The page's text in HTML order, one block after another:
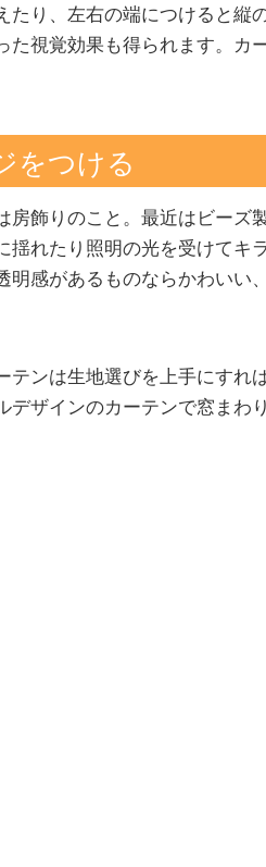
たり、左右の端につけると縦
た視覚効果も得られます。カ
をつける
房飾りのこと。最近はビーズ
揺れたり照明の光を受けてキ
明感があるものならかわいい
テンは生地選びを上手にすれ
デザインのカーテンで窓まわ